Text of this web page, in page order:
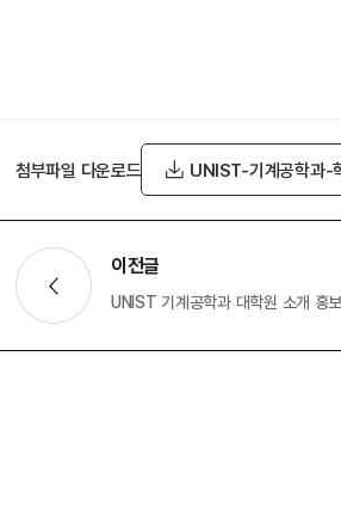
첨부파일 다운로드 UNIST-기계공학과-
이전글
UNIST 기계공학과 대학원 소개 홍